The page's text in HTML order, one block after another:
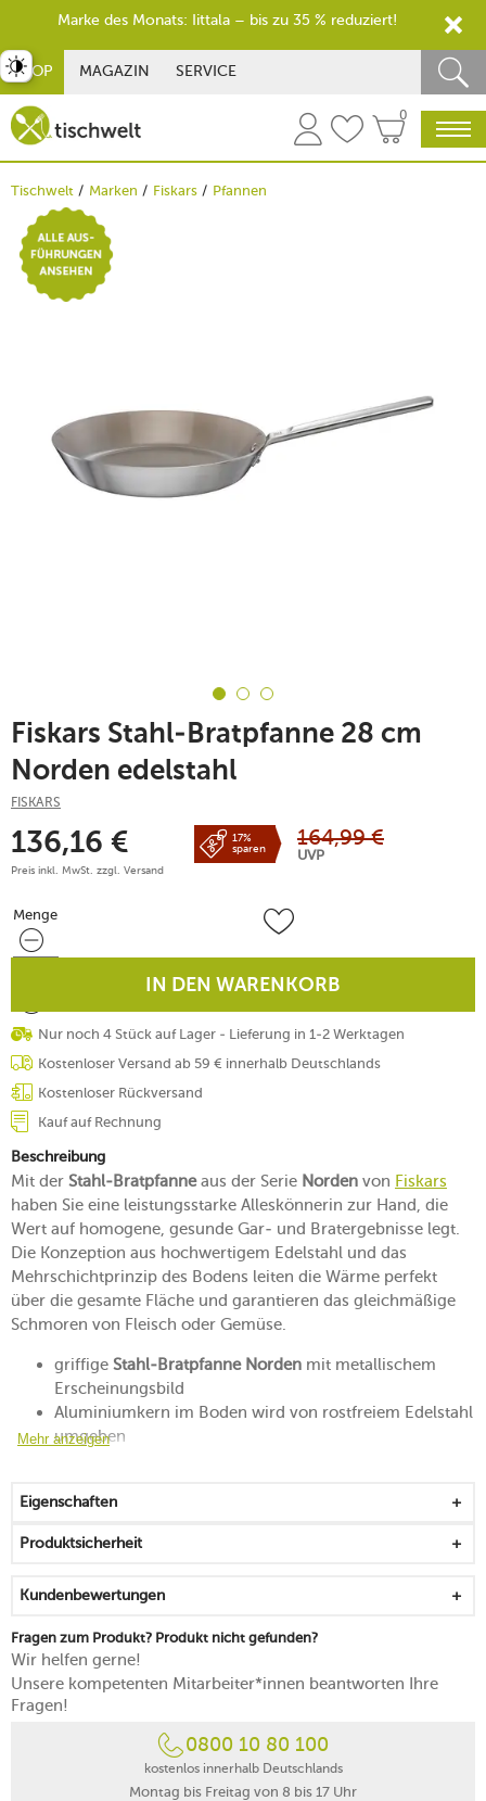
SHOP MAGAZIN SERVICE
0
Tischwelt Marken Fiskars Pfannen
Fiskars Stahl-Bratpfanne 28 cm
Norden edelstahl
FISKARS
136,16 €
Preis inkl. MwSt. zzgl. Versand
17%
sparen
164,99 €
UVP
Menge
Menge
IN DEN WARENKORB
Nur noch 4 Stück auf Lager - Lieferung in 1-2 Werktagen
Kostenloser Versand ab 59 € innerhalb Deutschlands
Kostenloser Rückversand
Kauf auf Rechnung
Beschreibung
Mit der Stahl-Bratpfanneaus der Serie Norden von Fiskars
haben Sie eine leistungsstarke Alleskönnerin zur Hand, die
Wert auf homogene, gesunde Gar- und Bratergebnisse legt.
Die Konzeption aus hochwertigem Edelstahl und das
Mehrschichtprinzip des Bodens leiten die Wärme perfekt
über die gesamte Fläche und garantieren das gleichmäßige
Schmoren von Fleisch oder Gemüse.
griffige Stahl-Bratpfanne Norden mit metallischem
Erscheinungsbild
Aluminiumkern im Boden wird von rostfreiem Edelstahl
umgeben
mit hervorragenden Antihaft-Eigenschaften durch
Thermium Mineralbeschichtung
PFAS-frei
bis zu 270 °C hitzebeständig
eignet sich für alle Herdarten
Handreinigung empfohlen
25 Jahre Herstellergarantie
Mehr anzeigen
Eigenschaften
Produktsicherheit
Kundenbewertungen
Fragen zum Produkt? Produkt nicht gefunden?
Wir helfen gerne!
Unsere kompetenten Mitarbeiter*innen beantworten Ihre
Fragen!
0800 10 80 100
kostenlos innerhalb Deutschlands
Montag bis Freitag von 8 bis 17 Uhr
umschalten
Marke des Monats: Iittala – bis zu 35 % reduziert!